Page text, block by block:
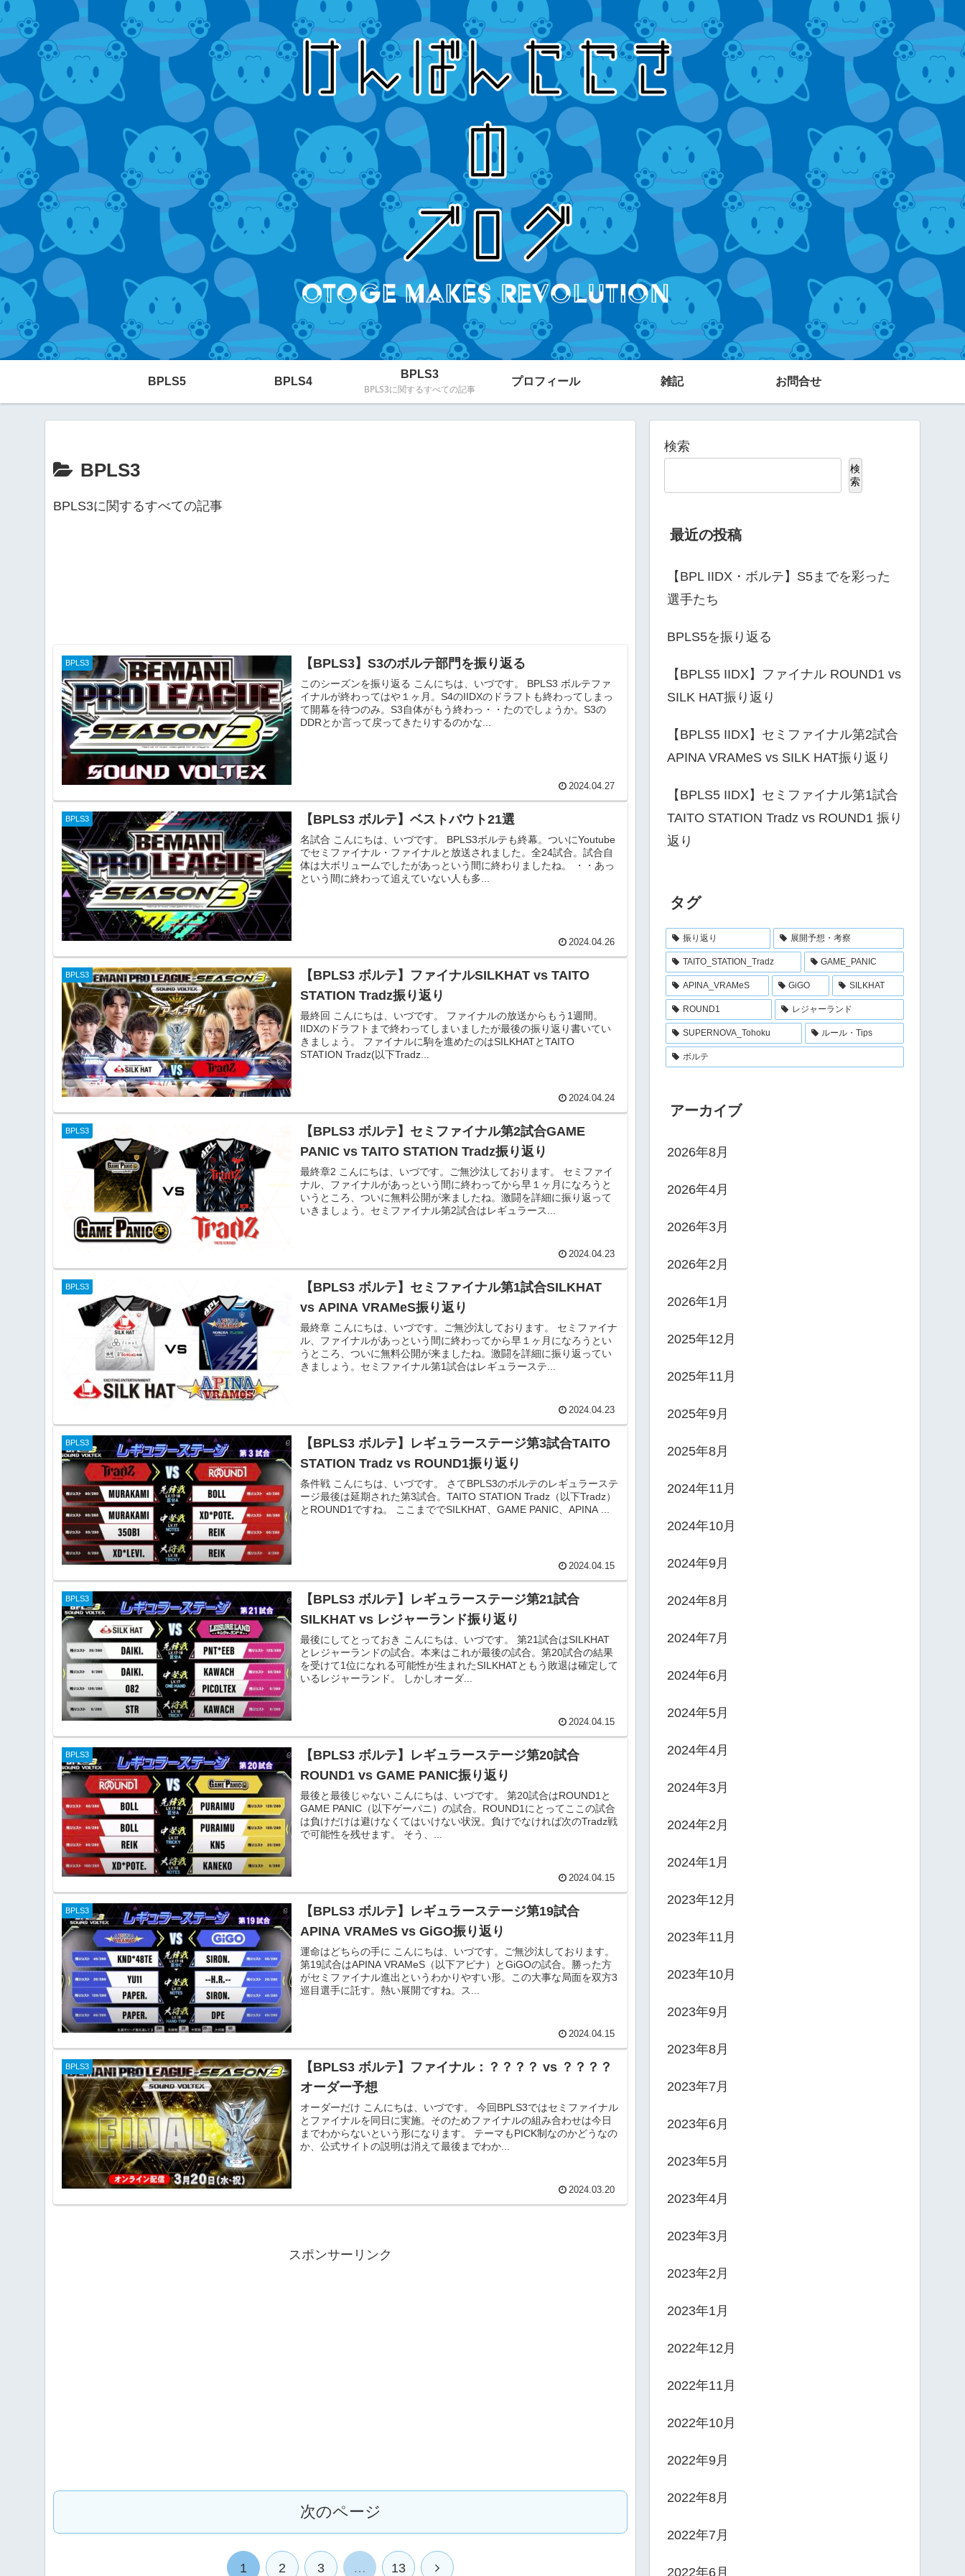
BPLS5 BPLS4
BPLS3
BPLS3に関するすべての記事
プロフィール 雑記 お問合せ
BPLS3
BPLS3に関するすべての記事
BPLS3 【BPLS3】S3のボルテ部門を振り返る
このシーズンを振り返る こんにちは、いづです。 BPLS3 ボルテファ
イナルが終わってはや１ヶ月。S4のIIDXのドラフトも終わってしまっ
て開幕を待つのみ。S3自体がもう終わっ・・たのでしょうか。S3の
DDRとか言って戻ってきたりするのかな...
2024.04.27
BPLS3 【BPLS3 ボルテ】ベストバウト21選
名試合 こんにちは、いづです。 BPLS3ボルテも終幕。ついにYoutube
でセミファイナル・ファイナルと放送されました。全24試合。試合自
体は大ボリュームでしたがあっという間に終わりましたね。 ・・あっ
という間に終わって追えていない人も多...
2024.04.26
BPLS3
【BPLS3 ボルテ】ファイナルSILKHAT vs TAITO
STATION Tradz振り返り
最終回 こんにちは、いづです。 ファイナルの放送からもう1週間。
IIDXのドラフトまで終わってしまいましたが最後の振り返り書いてい
きましょう。 ファイナルに駒を進めたのはSILKHATとTAITO
STATION Tradz(以下Tradz...
2024.04.24
BPLS3
【BPLS3 ボルテ】セミファイナル第2試合GAME
PANIC vs TAITO STATION Tradz振り返り
最終章2 こんにちは、いづです。ご無沙汰しております。 セミファイ
ナル、ファイナルがあっという間に終わってから早１ヶ月になろうと
いうところ、ついに無料公開が来ましたね。激闘を詳細に振り返って
いきましょう。セミファイナル第2試合はレギュラース...
2024.04.23
BPLS3
【BPLS3 ボルテ】セミファイナル第1試合SILKHAT
vs APINA VRAMeS振り返り
最終章 こんにちは、いづです。ご無沙汰しております。 セミファイナ
ル、ファイナルがあっという間に終わってから早１ヶ月になろうとい
うところ、ついに無料公開が来ましたね。激闘を詳細に振り返ってい
きましょう。セミファイナル第1試合はレギュラーステ...
2024.04.23
BPLS3
【BPLS3 ボルテ】レギュラーステージ第3試合TAITO
STATION Tradz vs ROUND1振り返り
条件戦 こんにちは、いづです。 さてBPLS3のボルテのレギュラーステ
ージ最後は延期された第3試合。TAITO STATION Tradz（以下Tradz）
とROUND1ですね。 ここまででSILKHAT、GAME PANIC、APINA ...
2024.04.15
BPLS3
【BPLS3 ボルテ】レギュラーステージ第21試合
SILKHAT vs レジャーランド振り返り
最後にしてとっておき こんにちは、いづです。 第21試合はSILKHAT
とレジャーランドの試合。本来はこれが最後の試合。第20試合の結果
を受けて1位になれる可能性が生まれたSILKHATともう敗退は確定して
いるレジャーランド。 しかしオーダ...
2024.04.15
BPLS3
【BPLS3 ボルテ】レギュラーステージ第20試合
ROUND1 vs GAME PANIC振り返り
最後と最後じゃない こんにちは、いづです。 第20試合はROUND1と
GAME PANIC（以下ゲーパニ）の試合。ROUND1にとってここの試合
は負けだけは避けなくてはいけない状況。負けでなければ次のTradz戦
で可能性を残せます。 そう、...
2024.04.15
BPLS3
【BPLS3 ボルテ】レギュラーステージ第19試合
APINA VRAMeS vs GiGO振り返り
運命はどちらの手に こんにちは、いづです。ご無沙汰しております。
第19試合はAPINA VRAMeS（以下アピナ）とGiGOの試合。勝った方
がセミファイナル進出というわかりやすい形。この大事な局面を双方3
巡目選手に託す。熱い展開ですね。ス...
2024.04.15
BPLS3
【BPLS3 ボルテ】ファイナル：？？？？ vs ？？？？
オーダー予想
オーダーだけ こんにちは、いづです。 今回BPLS3ではセミファイナル
とファイナルを同日に実施。そのためファイナルの組み合わせは今日
までわからないという形になります。 テーマもPICK制なのかどうなの
か、公式サイトの説明は消えて最後までわか...
2024.03.20
スポンサーリンク
次のページ
1 2 3 … 13 次
検索
検
索
最近の投稿
【BPL IIDX・ボルテ】S5までを彩った
選手たち
BPLS5を振り返る
【BPLS5 IIDX】ファイナル ROUND1 vs
SILK HAT振り返り
【BPLS5 IIDX】セミファイナル第2試合
APINA VRAMeS vs SILK HAT振り返り
【BPLS5 IIDX】セミファイナル第1試合
TAITO STATION Tradz vs ROUND1 振り
返り
タグ
振り返り 展開予想・考察
TAITO_STATION_Tradz GAME_PANIC
APINA_VRAMeS GiGO SILKHAT
ROUND1 レジャーランド
SUPERNOVA_Tohoku ルール・Tips
ボルテ
アーカイブ
2026年8月
2026年4月
2026年3月
2026年2月
2026年1月
2025年12月
2025年11月
2025年9月
2025年8月
2024年11月
2024年10月
2024年9月
2024年8月
2024年7月
2024年6月
2024年5月
2024年4月
2024年3月
2024年2月
2024年1月
2023年12月
2023年11月
2023年10月
2023年9月
2023年8月
2023年7月
2023年6月
2023年5月
2023年4月
2023年3月
2023年2月
2023年1月
2022年12月
2022年11月
2022年10月
2022年9月
2022年8月
2022年7月
2022年6月